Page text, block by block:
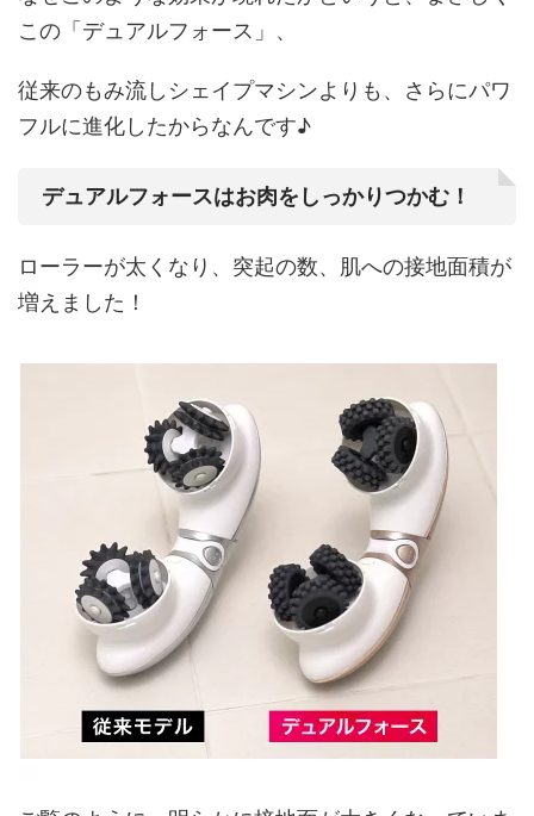
この「デュアルフォース」、
従来のもみ流しシェイプマシンよりも、 さらにパワ
フルに進化したからなんです♪
デュアルフォースはお肉をしっかりつかむ！
ローラーが太く なり、 突起の数、肌への接地面積が
増えました ！